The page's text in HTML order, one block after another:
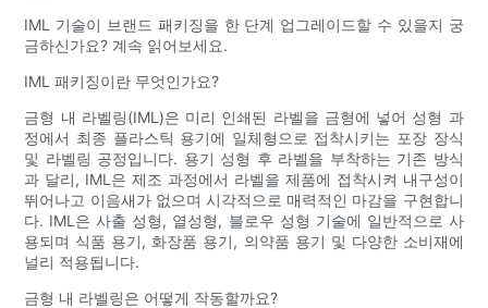
IML 기술이 브랜드 패키징을 한 단계 업그레이드할 수 있을지 궁
금하신가요? 계속 읽어보세요.
IML 패키징이란 무엇인가요?
금형 내 라벨링(IML)은 미리 인쇄된 라벨을 금형에 넣어 성형 과
정에서 최종 플라스틱 용기에 일체형으로 접착시키는 포장 장식
및 라벨링 공정입니다. 용기 성형 후 라벨을 부착하는 기존 방식
과 달리, IML은 제조 과정에서 라벨을 제품에 접착시켜 내구성이
뛰어나고 이음새가 없으며 시각적으로 매력적인 마감을 구현합니
다. IML은 사출 성형, 열성형, 블로우 성형 기술에 일반적으로 사
용되며 식품 용기, 화장품 용기, 의약품 용기 및 다양한 소비재에
널리 적용됩니다.
금형 내 라벨링은 어떻게 작동할까요?